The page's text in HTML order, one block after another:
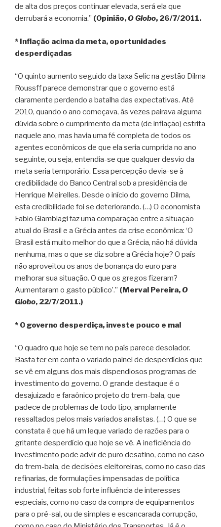
de alta dos preços continuar elevada, será ela que
derrubará a economia.” (Opinião,O Globo, 26/7/2011.
* Inflação acima da meta, oportunidades
desperdiçadas
“O quinto aumento seguido da taxa Selic na gestão Dilma
Roussff parece demonstrar que o governo está
claramente perdendo a batalha das expectativas. Até
2010, quando o ano começava, às vezes pairava alguma
dúvida sobre o cumprimento da meta (de inflação) estrita
naquele ano, mas havia uma fé completa de todos os
agentes econômicos de que ela seria cumprida no ano
seguinte, ou seja, entendia-se que qualquer desvio da
meta seria temporário. Essa percepção devia-se à
credibilidade do Banco Central sob a presidência de
Henrique Meirelles. Desde o início do governo Dilma,
esta credibilidade foi se deteriorando. (…) O economista
Fabio Giambiagi faz uma comparação entre a situação
atual do Brasil e a Grécia antes da crise econômica: ‘O
Brasil está muito melhor do que a Grécia, não há dúvida
nenhuma, mas o que se diz sobre a Grécia hoje? O país
não aproveitou os anos de bonança do euro para
melhorar sua situação. O que os gregos fizeram?
Aumentaram o gasto público’.” (Merval Pereira,O
Globo, 22/7/2011.)
* O governo desperdiça, investe pouco e mal
“O quadro que hoje se tem no país parece desolador.
Basta ter em conta o variado painel de desperdícios que
se vê em alguns dos mais dispendiosos programas de
investimento do governo. O grande destaque é o
desajuizado e faraônico projeto do trem-bala, que
padece de problemas de todo tipo, amplamente
ressaltados pelos mais variados analistas. (…) O que se
constata é que há um leque variado de razões para o
gritante desperdício que hoje se vê. A ineficiência do
investimento pode advir de puro desatino, como no caso
do trem-bala, de decisões eleitoreiras, como no caso das
refinarias, de formulações impensadas de política
industrial, feitas sob forte influência de interesses
especiais, como no caso da compra de equipamentos
para o pré-sal, ou de simples e escancarada corrupção,